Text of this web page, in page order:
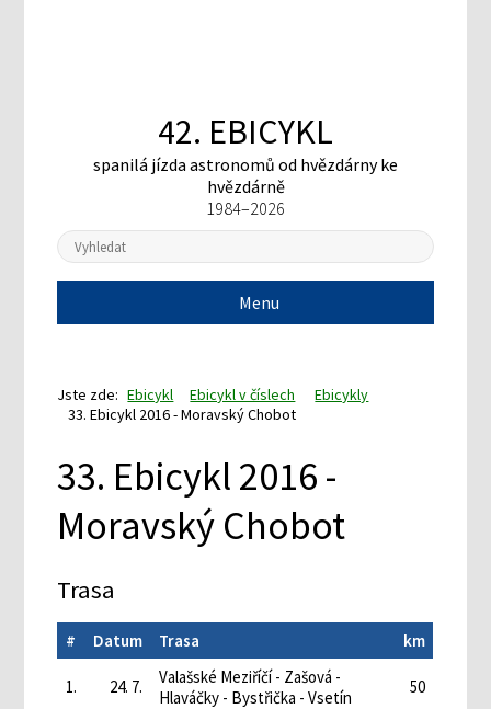
42. EBICYKL
spanilá jízda astronomů od hvězdárny ke
hvězdárně
1984–2026
Menu
Jste zde: Ebicykl Ebicykl v číslech
Ebicykly
33. Ebicykl 2016 - Moravský Chobot
33. Ebicykl 2016 -
Moravský Chobot
Trasa
# Datum Trasa km
1. 24. 7.
Valašské Meziříčí - Zašová -
Hlaváčky - Bystřička - Vsetín
50